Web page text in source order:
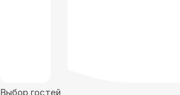
Выбор гостей